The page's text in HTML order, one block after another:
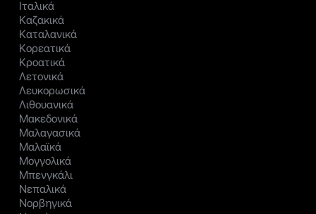
Ιταλικά
Καζακικά
Καταλανικά
Κορεατικά
Κροατικά
Λετονικά
Λευκορωσικά
Λιθουανικά
Μακεδονικά
Μαλαγασικά
Μαλαϊκά
Μογγολικά
Μπενγκάλι
Νεπαλικά
Νορβηγικά